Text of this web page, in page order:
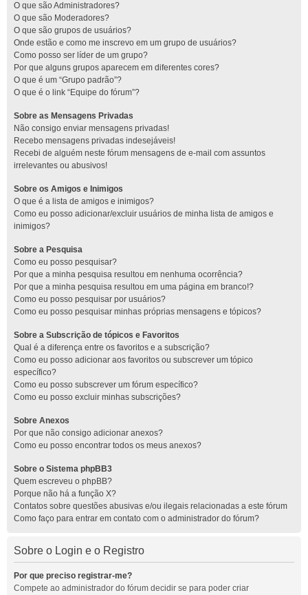
O que são Administradores?
O que são Moderadores?
O que são grupos de usuários?
Onde estão e como me inscrevo em um grupo de usuários?
Como posso ser líder de um grupo?
Por que alguns grupos aparecem em diferentes cores?
O que é um “Grupo padrão”?
O que é o link “Equipe do fórum”?
Sobre as Mensagens Privadas
Não consigo enviar mensagens privadas!
Recebo mensagens privadas indesejáveis!
Recebi de alguém neste fórum mensagens de e-mail com assuntos
irrelevantes ou abusivos!
Sobre os Amigos e Inimigos
O que é a lista de amigos e inimigos?
Como eu posso adicionar/excluir usuários de minha lista de amigos e
inimigos?
Sobre a Pesquisa
Como eu posso pesquisar?
Por que a minha pesquisa resultou em nenhuma ocorrência?
Por que a minha pesquisa resultou em uma página em branco!?
Como eu posso pesquisar por usuários?
Como eu posso pesquisar minhas próprias mensagens e tópicos?
Sobre a Subscrição de tópicos e Favoritos
Qual é a diferença entre os favoritos e a subscrição?
Como eu posso adicionar aos favoritos ou subscrever um tópico
específico?
Como eu posso subscrever um fórum específico?
Como eu posso excluir minhas subscrições?
Sobre Anexos
Por que não consigo adicionar anexos?
Como eu posso encontrar todos os meus anexos?
Sobre o Sistema phpBB3
Quem escreveu o phpBB?
Porque não há a função X?
Contatos sobre questões abusivas e/ou ilegais relacionadas a este fórum
Como faço para entrar em contato com o administrador do fórum?
Sobre o Login e o Registro
Por que preciso registrar-me?
Compete ao administrador do fórum decidir se para poder criar